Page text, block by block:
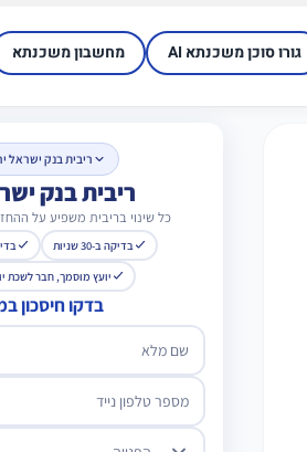
גורו סוכן משכנתא AI מחשבון משכנתא
ריבית בנק ישראל
ריבית בנק
כל שינוי בריבית משפיע על
בדיקה ב-30 שניות
יועץ מוסמך, חבר לשכת
בדקו חיסכון
שם מלא
מספר טלפון נייד
מטרת הפנייה